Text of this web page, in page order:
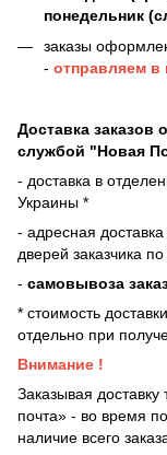
понедельник
заказы
- отправляем в
Доставка заказов
службой "Новая
- доставка в
Украины *
- адресная
дверей заказчика
- самовывоза
* стоимость
отдельно при
Внимание !
Заказывая
почта» - во время
наличие всего